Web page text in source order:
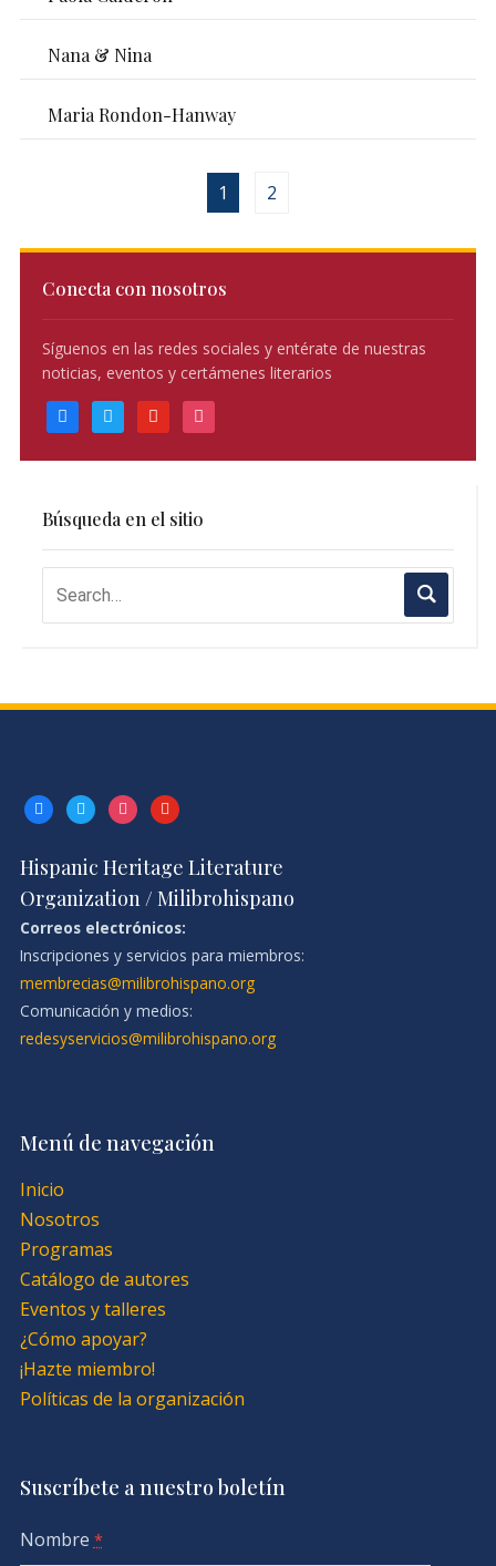
Conecta con nosotros
Síguenos en las redes sociales y entérate de nuestras
noticias, eventos y certámenes literarios
facebooktwitter youtube instagram
Búsqueda en el sitio
Nana & Nina
Maria Rondon-Hanway
1 2
facebooktwitterinstagramyoutube
Hispanic Heritage Literature
Organization / Milibrohispano
Correos electrónicos:
Inscripciones y servicios para miembros:
membrecias@milibrohispano.org
Comunicación y medios:
redesyservicios@milibrohispano.org
Menú de navegación
Inicio
Nosotros
Programas
Catálogo de autores
Eventos y talleres
¿Cómo apoyar?
¡Hazte miembro!
Políticas de la organización
Suscríbete a nuestro boletín
Nombre *